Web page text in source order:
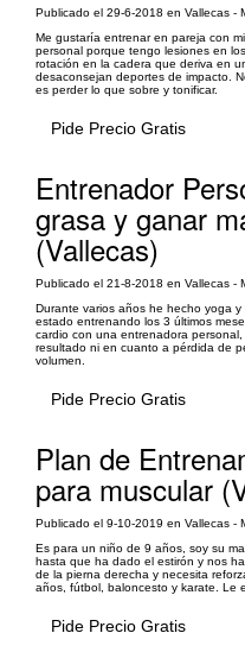
Publicado el 29-6-2018 en Vallecas -
Me gustaría entrenar en pareja con
personal porque tengo lesiones en
rotación en la cadera que deriva en
desaconsejan deportes de impacto.
es perder lo que sobre y tonificar.
Pide Precio Gratis
Entrenador
grasa y ganar
(Vallecas)
Publicado el 21-8-2018 en Vallecas -
Durante varios años he hecho yoga
estado entrenando los 3 últimos
cardio con una entrenadora
resultado ni en cuanto a pérdida de
volumen.
Pide Precio Gratis
Plan de
para muscular
Publicado el 9-10-2019 en Vallecas -
Es para un niño de 9 años, soy su
hasta que ha dado el estirón y nos
de la pierna derecha y necesita
años, fútbol, baloncesto y karate. Le
Pide Precio Gratis